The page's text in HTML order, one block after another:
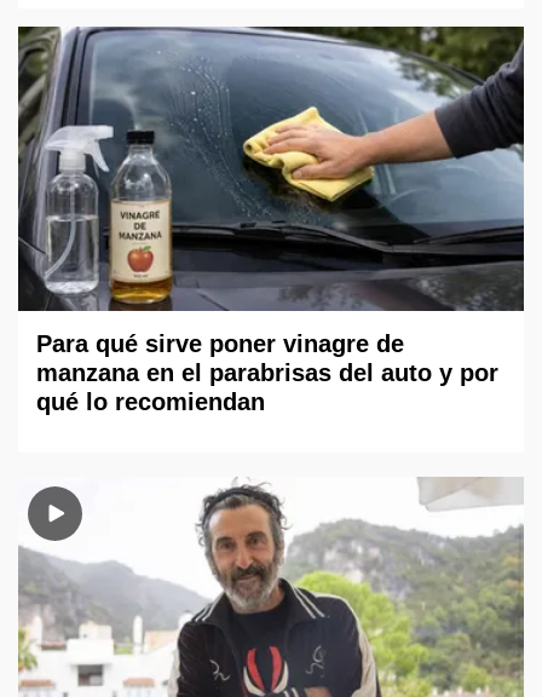
Para qué sirve poner vinagre de
manzana en el parabrisas del auto y por
qué lo recomiendan